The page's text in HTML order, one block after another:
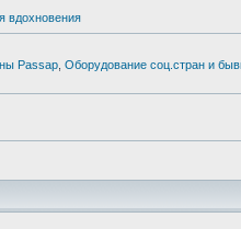
вдохновения
Passap Оборудование соц.стран и